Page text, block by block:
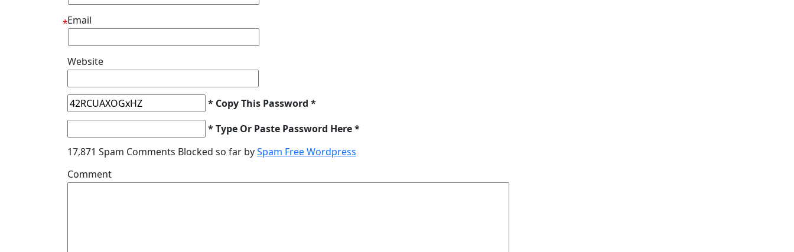
Email
*
Website
* Copy This Password *
* Type Or Paste Password Here *
17,871 Spam Comments Blocked so far bySpam Free Wordpress
Comment